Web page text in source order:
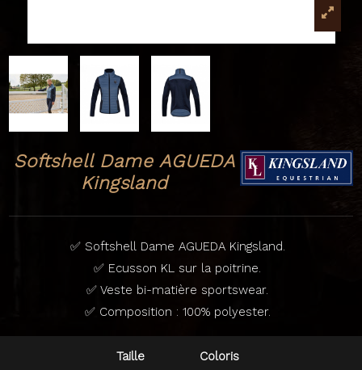
Softshell Dame AGUEDA
Kingsland
✅ Softshell Dame AGUEDA Kingsland.
✅ Ecusson KL sur la poitrine.
✅ Veste bi-matière sportswear.
✅ Composition : 100% polyester.
Taille Coloris